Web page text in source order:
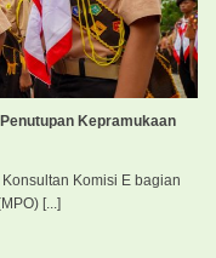
Kepramukaan
Komisi E bagian
[...]